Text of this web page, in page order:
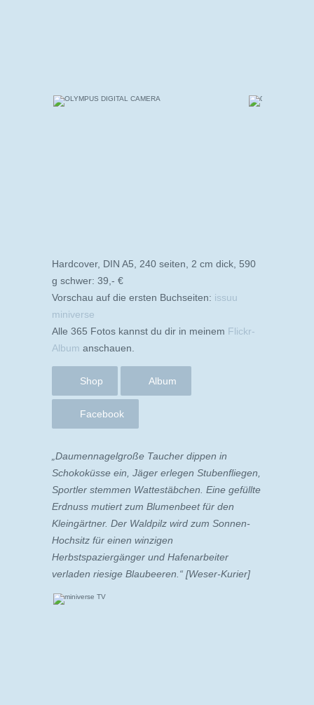
Hardcover, DIN A5, 240 seiten, 2 cm dick, 590
g schwer: 39,- €
Vorschau auf die ersten Buchseiten: issuu
miniverse
Alle 365 Fotos kannst du dir in meinem Flickr-
Album anschauen.
Shop Album
Facebook
„Daumennagelgroße Taucher dippen in
Schokoküsse ein, Jäger erlegen Stubenfliegen,
Sportler stemmen Wattestäbchen. Eine gefüllte
Erdnuss mutiert zum Blumenbeet für den
Kleingärtner. Der Waldpilz wird zum Sonnen-
Hochsitz für einen winzigen
Herbstspaziergänger und Hafenarbeiter
verladen riesige Blaubeeren.“ [Weser-Kurier]